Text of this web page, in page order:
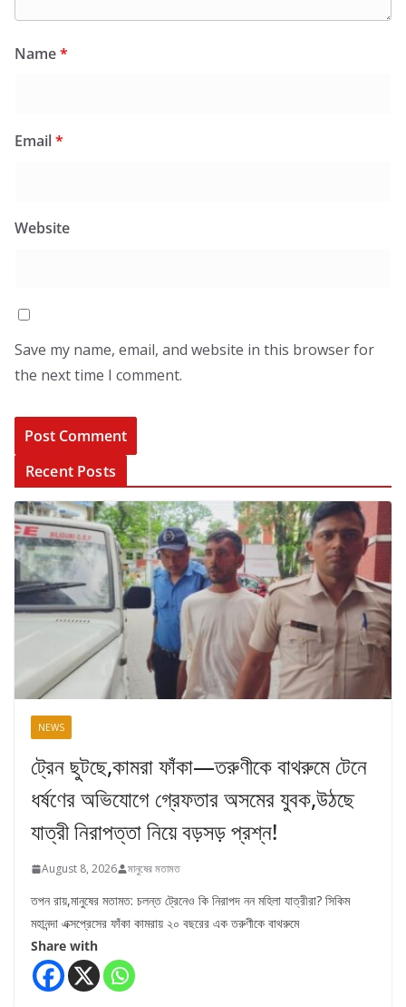
Name*
Email*
Website
Save my name, email, and website in this browser for
the next time I comment.
Recent Posts
NEWS
ট্রেন ছুটছে,কামরা ফাঁকা—তরুণীকে বাথরুমে টেনে
ধর্ষণের অভিযোগে গ্রেফতার অসমের যুবক,উঠছে
যাত্রী নিরাপত্তা নিয়ে বড়সড় প্রশ্ন!
August 8, 2026 মানুষের মতামত
তপন রায়,মানুষের মতামত: চলন্ত ট্রেনেও কি নিরাপদ নন মহিলা যাত্রীরা? সিকিম
মহানন্দা এক্সপ্রেসের ফাঁকা কামরায় ২০ বছরের এক তরুণীকে বাথরুমে
Share with